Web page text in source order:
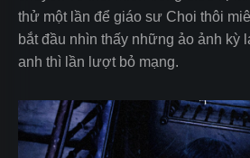
thử một lần để giáo sư Choi thôi
bắt đầu nhìn thấy những ảo ảnh kỳ
anh thì lần lượt bỏ mạng.